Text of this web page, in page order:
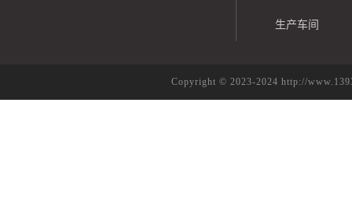
生产车间
Copyright © 2023-2024 http://